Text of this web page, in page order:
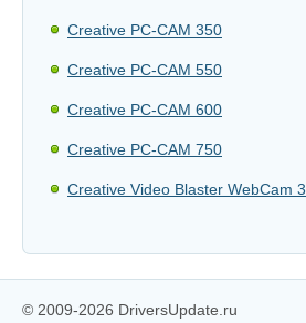
Creative PC-CAM 350
Creative PC-CAM 550
Creative PC-CAM 600
Creative PC-CAM 750
Creative Video Blaster WebCam 3
© 2009-2026 DriversUpdate.ru